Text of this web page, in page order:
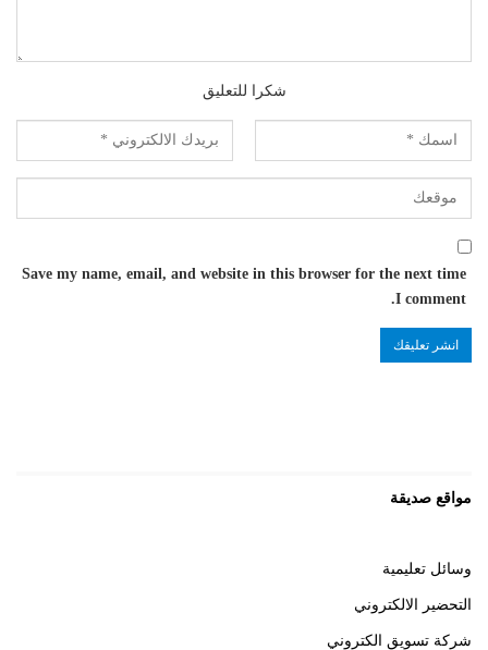
شكرا للتعليق
Save my name, email, and website in this browser for the next time
I comment.
مواقع صديقة
وسائل تعليمية
التحضير الالكتروني
شركة تسويق الكتروني